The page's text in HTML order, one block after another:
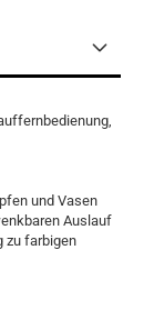
und Vasen
Auslauf
zu farbigen